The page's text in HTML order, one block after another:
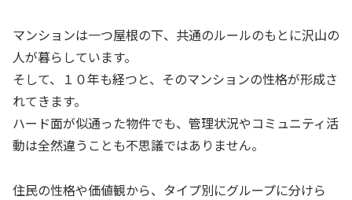
マンションは一つ屋根の下、共通のルールのもとに沢山の
人が暮らしています。
そして、１０年も経つと、そのマンションの性格が形成さ
れてきます。
ハード面が似通った物件でも、管理状況やコミュニティ活
動は全然違うことも不思議ではありません。
住民の性格や価値観から、タイプ別にグループに分けら